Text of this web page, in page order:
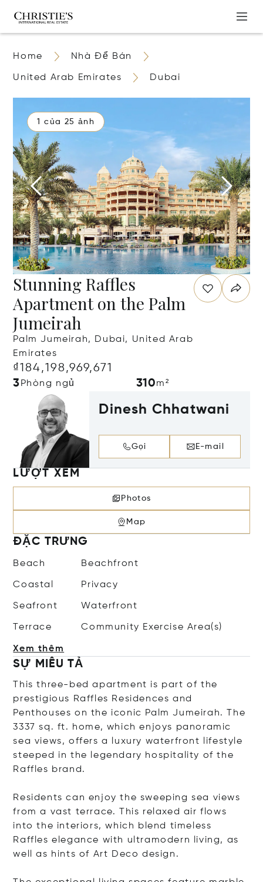
Home Nhà Để Bán
United Arab Emirates Dubai
1 của 25 ảnh
Stunning Raffles
Apartment on the Palm
Jumeirah
Palm Jumeirah, Dubai, United Arab
Emirates
₫184,198,969,671
3 Phòng ngủ 310m²
Dinesh Chhatwani
Gọi E-mail
LƯỢT XEM
Photos
Map
ĐẶC TRƯNG
Beach Beachfront
Coastal Privacy
Seafront Waterfront
Terrace Community Exercise Area(s)
Xem thêm
SỰ MIÊU TẢ
This three-bed apartment is part of the
prestigious Raffles Residences and
Penthouses on the iconic Palm Jumeirah. The
3337 sq. ft. home, which enjoys panoramic
sea views, offers a luxury waterfront lifestyle
steeped in the legendary hospitality of the
Raffles brand.
Residents can enjoy the sweeping sea views
from a vast terrace. This relaxed air flows
into the interiors, which blend timeless
Raffles elegance with ultramodern living, as
well as hints of Art Deco design.